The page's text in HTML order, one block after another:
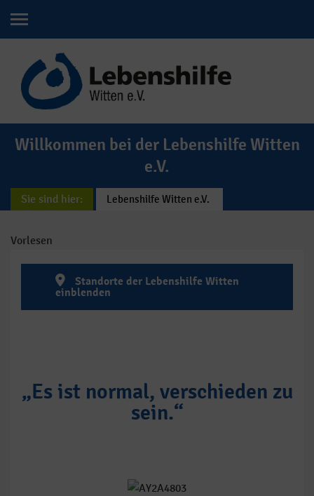
Willkommen bei der Lebenshilfe Witten
e.V.
Sie sind hier: Lebenshilfe Witten e.V.
Vorlesen
Standorte der Lebenshilfe Witten
einblenden
„Es ist normal, verschieden zu
sein.“